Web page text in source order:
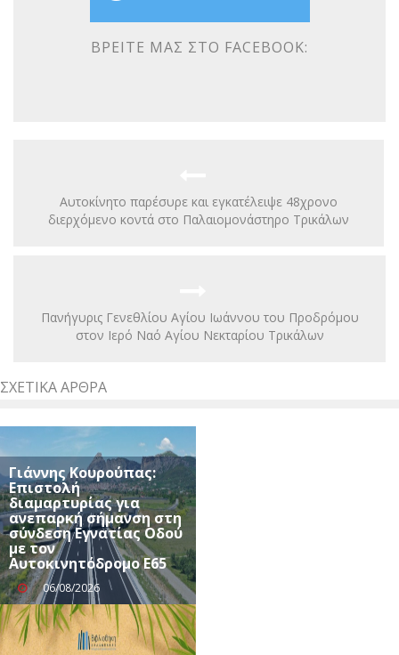
ΒΡΕΊΤΕ ΜΑΣ ΣΤΟ FACEBOOK:
Αυτοκίνητο παρέσυρε και εγκατέλειψε 48χρονο
διερχόμενο κοντά στο Παλαιομονάστηρο Τρικάλων
Πανήγυρις Γενεθλίου Αγίου Ιωάννου του Προδρόμου
στον Ιερό Ναό Αγίου Νεκταρίου Τρικάλων
ΣΧΕΤΙΚΆ ΆΡΘΡΑ
Γιάννης Κουρούπας:
Επιστολή
διαμαρτυρίας για
ανεπαρκή σήμανση στη
σύνδεση Εγνατίας Οδού
με τον
Αυτοκινητόδρομο Ε65
06/08/2026